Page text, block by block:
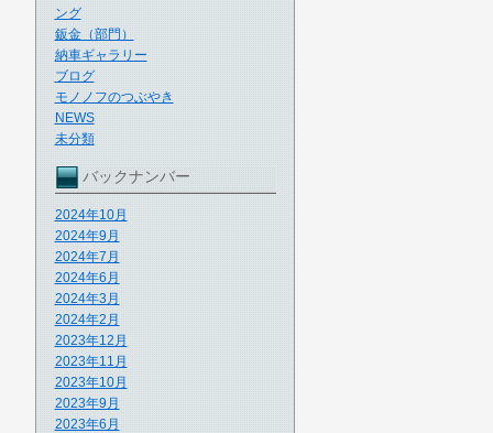
ング
鈑金（部門）
納車ギャラリー
ブログ
モノノフのつぶやき
NEWS
未分類
バックナンバー
2024年10月
2024年9月
2024年7月
2024年6月
2024年3月
2024年2月
2023年12月
2023年11月
2023年10月
2023年9月
2023年6月